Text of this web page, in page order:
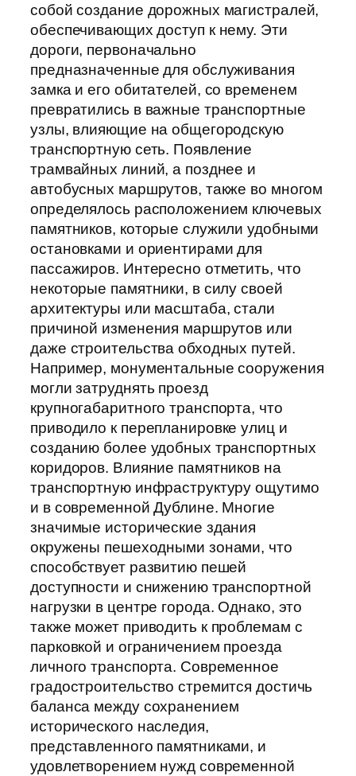
собой создание дорожных магистралей,
обеспечивающих доступ к нему. Эти
дороги, первоначально
предназначенные для обслуживания
замка и его обитателей, со временем
превратились в важные транспортные
узлы, влияющие на общегородскую
транспортную сеть. Появление
трамвайных линий, а позднее и
автобусных маршрутов, также во многом
определялось расположением ключевых
памятников, которые служили удобными
остановками и ориентирами для
пассажиров. Интересно отметить, что
некоторые памятники, в силу своей
архитектуры или масштаба, стали
причиной изменения маршрутов или
даже строительства обходных путей.
Например, монументальные сооружения
могли затруднять проезд
крупногабаритного транспорта, что
приводило к перепланировке улиц и
созданию более удобных транспортных
коридоров. Влияние памятников на
транспортную инфраструктуру ощутимо
и в современной Дублине. Многие
значимые исторические здания
окружены пешеходными зонами, что
способствует развитию пешей
доступности и снижению транспортной
нагрузки в центре города. Однако, это
также может приводить к проблемам с
парковкой и ограничением проезда
личного транспорта. Современное
градостроительство стремится достичь
баланса между сохранением
исторического наследия,
представленного памятниками, и
удовлетворением нужд современной